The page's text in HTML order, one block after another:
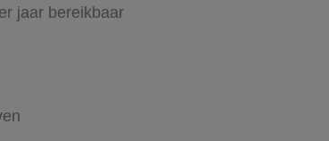
jaar bereikbaar